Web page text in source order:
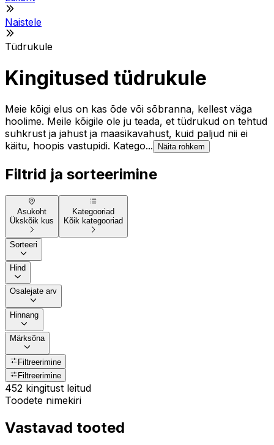
Naistele
Tüdrukule
Kingitused tüdrukule
Meie kõigi elus on kas õde või sõbranna, kellest väga
hoolime. Meile kõigile ole ju teada, et tüdrukud on tehtud
suhkrust ja jahust ja maasikavahust, kuid paljud nii ei
käitu, hoopis vastupidi. Katego...
Näita rohkem
Filtrid ja sorteerimine
Asukoht
Ükskõik kus
Kategooriad
Kõik kategooriad
Sorteeri
Hind
Osalejate arv
Hinnang
Märksõna
Filtreerimine
Filtreerimine
452 kingitust leitud
Toodete nimekiri
Vastavad tooted